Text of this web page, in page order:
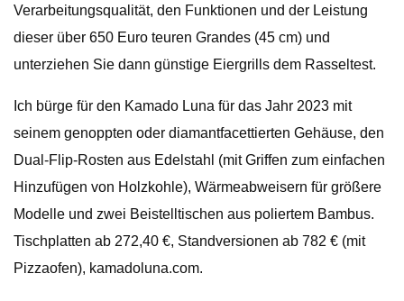
Verarbeitungsqualität, den Funktionen und der Leistung
dieser über 650 Euro teuren Grandes (45 cm) und
unterziehen Sie dann günstige Eiergrills dem Rasseltest.
Ich bürge für den Kamado Luna für das Jahr 2023 mit
seinem genoppten oder diamantfacettierten Gehäuse, den
Dual-Flip-Rosten aus Edelstahl (mit Griffen zum einfachen
Hinzufügen von Holzkohle), Wärmeabweisern für größere
Modelle und zwei Beistelltischen aus poliertem Bambus.
Tischplatten ab 272,40 €, Standversionen ab 782 € (mit
Pizzaofen), kamadoluna.com.